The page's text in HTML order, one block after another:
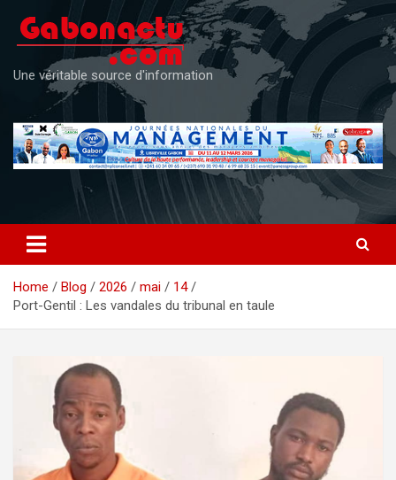
content
Une véritable source d'information
Home Blog 2026 mai
14
Port-Gentil : Les vandales du tribunal en taule